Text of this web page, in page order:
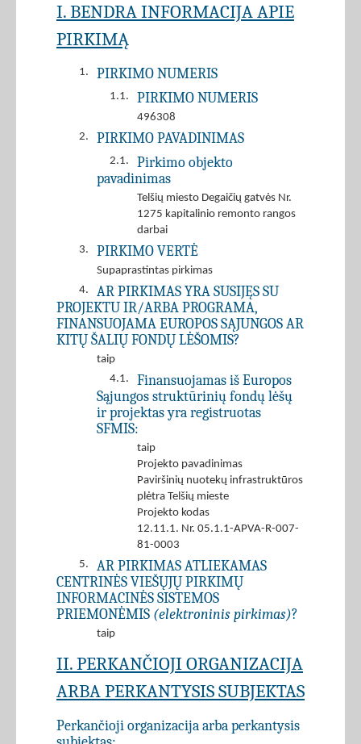
I. BENDRA INFORMACIJA APIE
PIRKIMĄ
1. PIRKIMO NUMERIS
1.1. PIRKIMO NUMERIS
496308
2.
PIRKIMO PAVADINIMAS
2.1.
Pirkimo objekto
pavadinimas
Telšių miesto Degaičių gatvės Nr.
1275 kapitalinio remonto rangos
darbai
3.
PIRKIMO VERTĖ
Supaprastintas pirkimas
4.
AR PIRKIMAS YRA SUSIJĘS SU
PROJEKTU IR/ARBA PROGRAMA,
FINANSUOJAMA EUROPOS SĄJUNGOS AR
KITŲ ŠALIŲ FONDŲ LĖŠOMIS?
taip
4.1.
Finansuojamas iš Europos
Sąjungos struktūrinių fondų lėšų
ir projektas yra registruotas
SFMIS:
taip
Projekto pavadinimas
Paviršinių nuotekų infrastruktūros
plėtra Telšių mieste
Projekto kodas
12.11.1. Nr. 05.1.1-APVA-R-007-
81-0003
5.
AR PIRKIMAS ATLIEKAMAS
CENTRINĖS VIEŠŲJŲ PIRKIMŲ
INFORMACINĖS SISTEMOS
PRIEMONĖMIS (elektroninis pirkimas)?
taip
II. PERKANČIOJI ORGANIZACIJA
ARBA PERKANTYSIS SUBJEKTAS
Perkančioji organizacija arba perkantysis